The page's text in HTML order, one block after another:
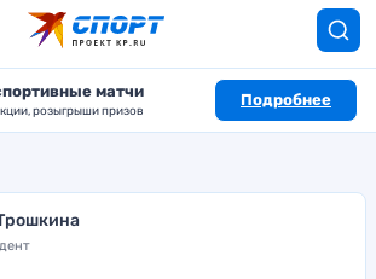
матчи
розыгрыши призов
Подробнее